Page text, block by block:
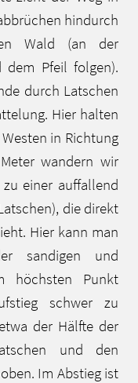
hindurch
Wald (an der
dem Pfeil folgen).
durch Latschen
Hier halten
in Richtung
wandern wir
einer auffallend
die direkt
Hier kann man
sandigen und
höchsten Punkt
schwer zu
der Hälfte der
und den
Im Abstieg ist